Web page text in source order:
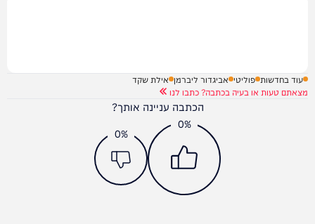
עוד בחדשות פוליטי אביגדור ליברמן אילת שקד
מצאתם טעות או בעיה בכתבה? כתבו לנו
הכתבה עניינה אותך?
0%
0%